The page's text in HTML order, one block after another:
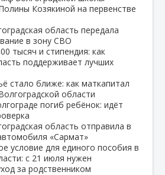
Козякиной на первенстве
область передала
в зону СВО
тысяч и стипендия: как
поддерживает лучших
стало ближе: как маткапитал
области
погиб ребёнок: идёт
область отправила в
«Сармат»
условие для единого пособия в
с 21 июля нужен
за родственником